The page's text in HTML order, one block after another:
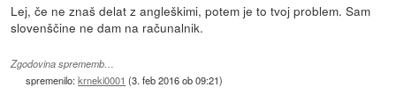
Lej, če ne znaš delat z angleškimi, potem je to tvoj problem. Sam
slovenščine ne dam na računalnik.
Zgodovina sprememb…
spremenilo:krneki0001 (3. feb 2016 ob 09:21)